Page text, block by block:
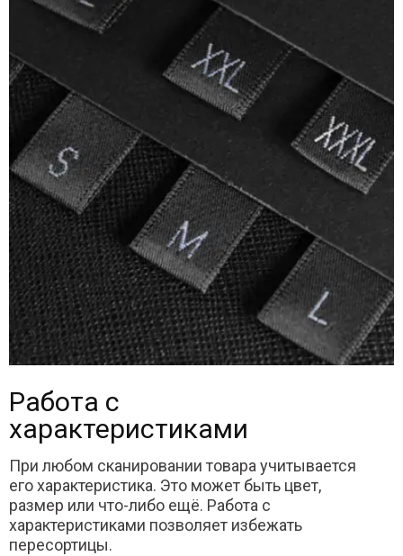
Работа с
характеристиками
При любом сканировании товара учитывается
его характеристика. Это может быть цвет,
размер или что-либо ещё. Работа с
характеристиками позволяет избежать
пересортицы.